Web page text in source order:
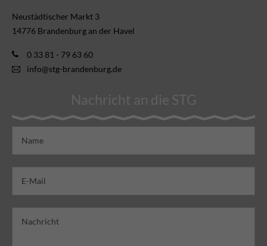
Neustädtischer Markt 3
14776 Brandenburg an der Havel
0 33 81 - 79 63 60
info@stg-brandenburg.de
Nachricht an die STG